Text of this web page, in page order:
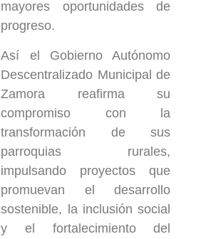
mayores oportunidades de
progreso.
Así el Gobierno Autónomo
Descentralizado Municipal de
Zamora reafirma su
compromiso con la
transformación de sus
parroquias rurales,
impulsando proyectos que
promuevan el desarrollo
sostenible, la inclusión social
y el fortalecimiento del